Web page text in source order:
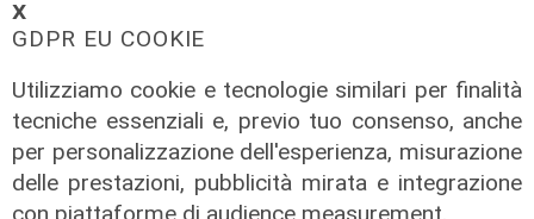
𝗫
GDPR EU COOKIE
Utilizziamo cookie e tecnologie similari per finalità
tecniche essenziali e, previo tuo consenso, anche
per personalizzazione dell'esperienza, misurazione
delle prestazioni, pubblicità mirata e integrazione